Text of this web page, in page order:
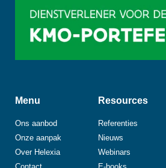
Menu
Ons aanbod
Onze aanpak
Over Helexia
Resources
Referenties
Nieuws
Webinars